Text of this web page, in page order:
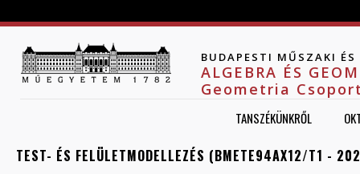
BUDAPESTI MŰSZAKI
ALGEBRA ÉS
Geometria
TANSZÉKÜNKRŐL
TEST- ÉS FELÜLETMODELLEZÉS (BMETE94AX12/T1 -